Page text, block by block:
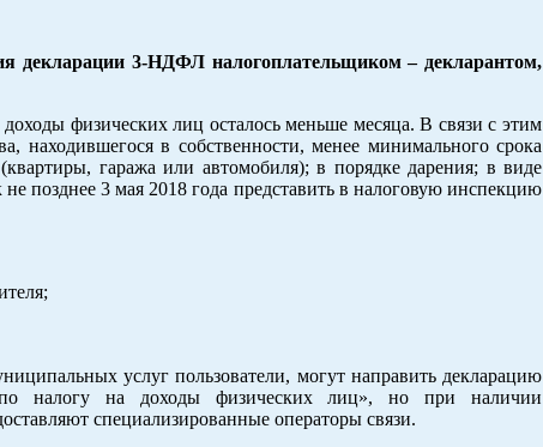
декларации 3-НДФЛ налогоплательщиком – декларантом,
физических лиц осталось меньше месяца. В связи с этим
в собственности, менее минимального срока
гаража или автомобиля); в порядке дарения; в виде
позднее 3 мая 2018 года представить в налоговую инспекцию
услуг пользователи, могут направить декларацию
по налогу на доходы физических лиц», но при наличии
специализированные операторы связи.